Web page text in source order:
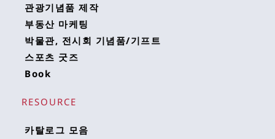
관광기념품 제작
부동산 마케팅
박물관, 전시회 기념품/기프트
스포츠 굿즈
Book
RESOURCE
카탈로그 모음